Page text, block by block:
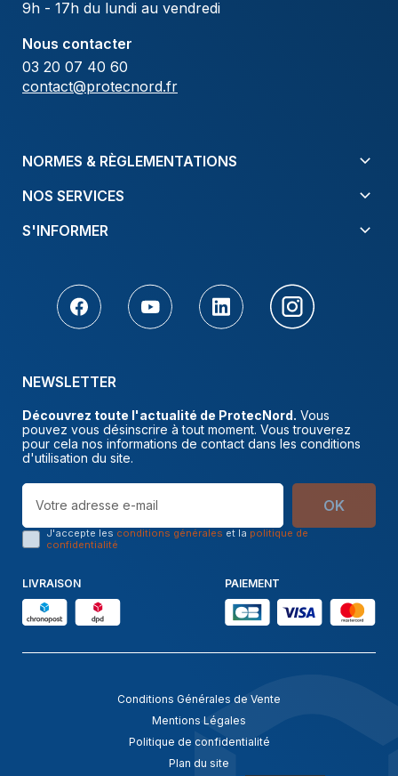
9h - 17h du lundi au vendredi
Nous contacter
03 20 07 40 60
contact@protecnord.fr
NORMES & RÈGLEMENTATIONS
NOS SERVICES
S'INFORMER
NEWSLETTER
Découvrez toute l'actualité de ProtecNord. Vous
pouvez vous désinscrire à tout moment. Vous trouverez
pour cela nos informations de contact dans les conditions
d'utilisation du site.
OK
J'accepte les conditions générales et la politique de
confidentialité
LIVRAISON PAIEMENT
Conditions Générales de Vente
Mentions Légales
Politique de confidentialité
Plan du site